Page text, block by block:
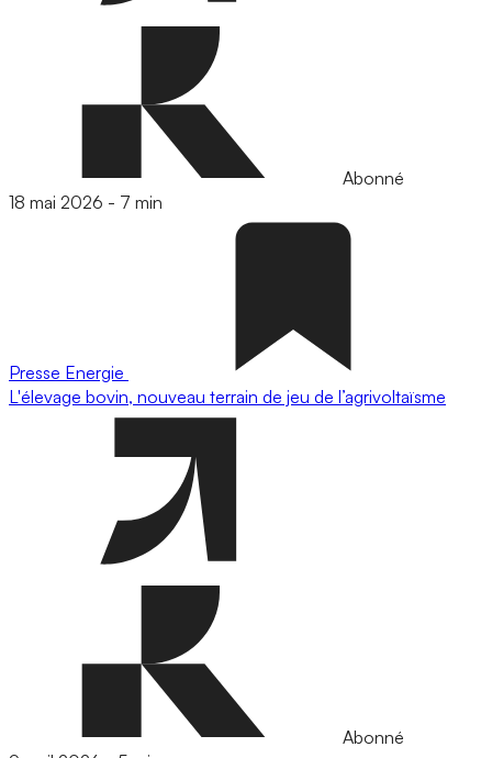
Abonné
18 mai 2026 - 7 min
Presse Energie
L'élevage bovin, nouveau terrain de jeu de l’agrivoltaïsme
Abonné